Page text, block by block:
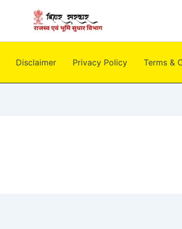
Disclaimer Privacy Policy Terms &